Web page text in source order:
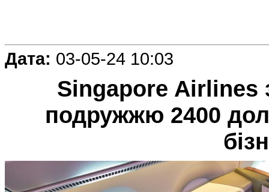
Дата: 03-05-24 10:03
Singapore Airlines
подружжю 2400